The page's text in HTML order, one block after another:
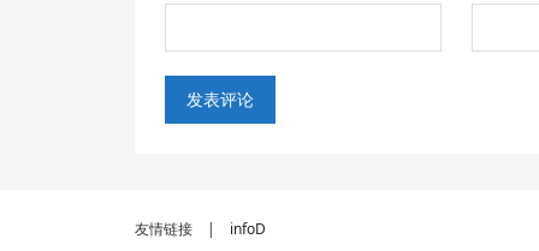
友情链接 | infoD